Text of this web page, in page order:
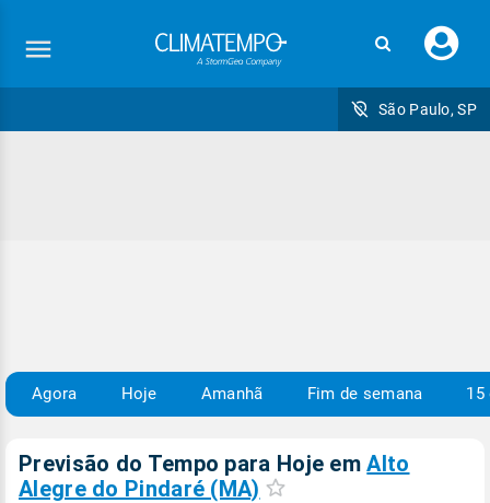
seu
São Paulo, SP
Agora Hoje Amanhã Fim de semana 15
Previsão do Tempo para Hoje emAlto
Alegre do Pindaré (MA)